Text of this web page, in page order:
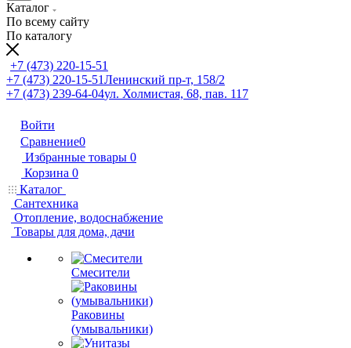
Каталог
По всему сайту
По каталогу
+7 (473) 220-15-51
+7 (473) 220-15-51Ленинский пр-т, 158/2
+7 (473) 239-64-04ул. Холмистая, 68, пав. 117
Войти
Сравнение0
Избранные товары 0
Корзина 0
Каталог
Сантехника
Отопление, водоснабжение
Товары для дома, дачи
Смесители
Раковины
(умывальники)